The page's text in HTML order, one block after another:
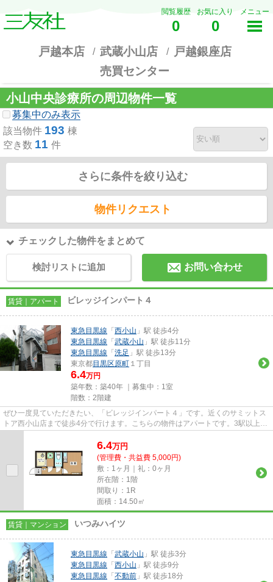
閲覧履歴
0
お気に入り
0
メニュー
戸越本店 武蔵小山店
戸越銀座店
売買センター
小山中央診療所の周辺物件一覧
募集中のみ表示
該当物件 193 棟
空き数 11 件
さらに条件を絞り込む
物件リクエスト
チェックした物件をまとめて
検討リストに追加 お問い合わせ
賃貸｜アパート ビレッジインパート４
東急目黒線 「 西小山 」駅 徒歩4分
東急目黒線 「 武蔵小山 」駅 徒歩11分
東急目黒線 「 洗足 」駅 徒歩13分
東京都目黒区原町 １丁目
6.4万円
築年数：築40年 ｜募集中： 1室
階数：2階建
ぜひ一度見ていただきたい、「ビレッジインパート４」です。近くのサミットス
トア西小山店まで徒歩4分で行けます。こちらの物件はアパートです。3駅以上利
6.4万円
(管理費・共益費 5,000円)
敷：1ヶ月｜礼：0ヶ月
所在階：1階
間取り：1R
面積：14.50㎡
賃貸｜マンション いつみハイツ
東急目黒線 「 武蔵小山 」駅 徒歩3分
東急目黒線 「 西小山 」駅 徒歩9分
東急目黒線 「 不動前 」駅 徒歩18分